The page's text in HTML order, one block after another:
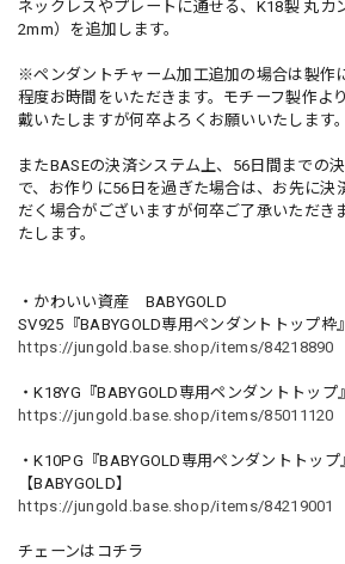
ネックレスやプレートに通せる、K18製 丸カ
2mm）を追加します。
※ペンダントチャーム加工追加の場合は製作
程度お時間をいただきます。モチーフ製作よ
戴いたしますが何卒よろくお願いいたします。
またBASEの決済システム上、56日間までの
で、お作りに56日を過ぎた場合は、お先に決
だく場合がございますが何卒ご了承いただき
たします。
・かわいい資産 BABYGOLD
SV925『BABYGOLD専用ペンダントトップ枠
https://jungold.base.shop/items/84218890
・K18YG『BABYGOLD専用ペンダントトップ
https://jungold.base.shop/items/85011120
・K10PG『BABYGOLD専用ペンダントトッ
【BABYGOLD】
https://jungold.base.shop/items/84219001
チェーンはコチラ